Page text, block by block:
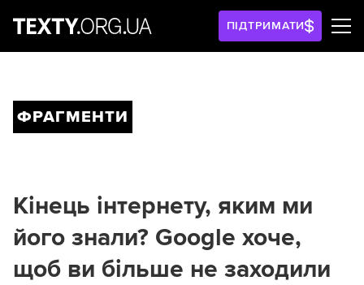
ПІДТРИМАТИ
ФРАГМЕНТИ
Кінець інтернету, яким ми
його знали? Google хоче,
щоб ви більше не заходили